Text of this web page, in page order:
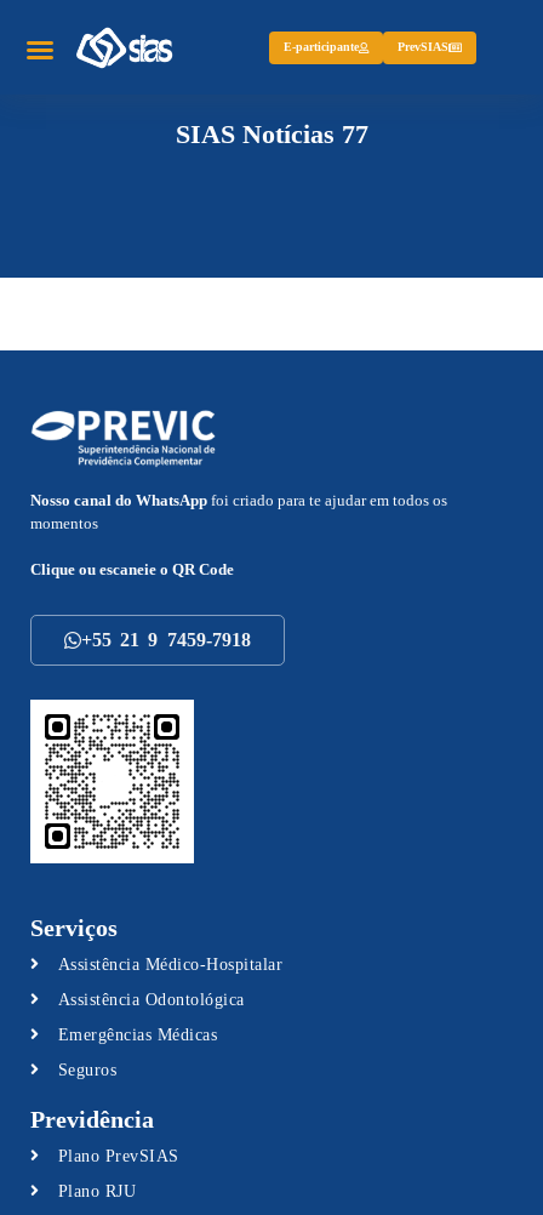
E-participante PrevSIAS
SIAS Notícias 77
Nosso canal do WhatsApp foi criado para te ajudar em todos os
momentos
Clique ou escaneie o QR Code
+55 21 9 7459-7918
Serviços
Assistência Médico-Hospitalar
Assistência Odontológica
Emergências Médicas
Seguros
Previdência
Plano PrevSIAS
Plano RJU